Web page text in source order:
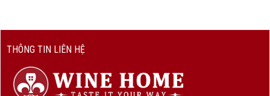
Giống
nho
Nồng
14.5%
THÔNG TIN LIÊN HỆ